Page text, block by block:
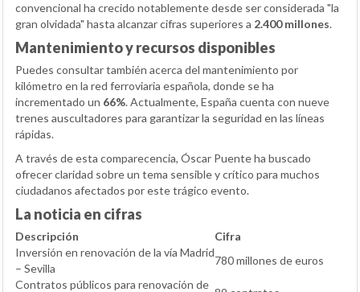
convencional ha crecido notablemente desde ser considerada "la
gran olvidada" hasta alcanzar cifras superiores a 2.400 millones.
Mantenimiento y recursos disponibles
Puedes consultar también acerca del mantenimiento por
kilómetro en la red ferroviaria española, donde se ha
incrementado un 66%. Actualmente, España cuenta con nueve
trenes auscultadores para garantizar la seguridad en las líneas
rápidas.
A través de esta comparecencia, Óscar Puente ha buscado
ofrecer claridad sobre un tema sensible y crítico para muchos
ciudadanos afectados por este trágico evento.
La noticia en cifras
Descripción
Cifra
Inversión en renovación de la vía Madrid
– Sevilla
780 millones de euros
Contratos públicos para renovación de